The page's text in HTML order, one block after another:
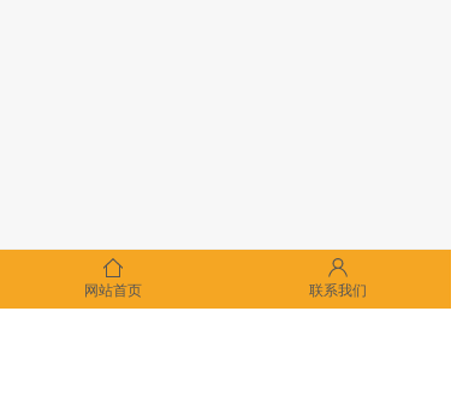
网站首页 联系我们